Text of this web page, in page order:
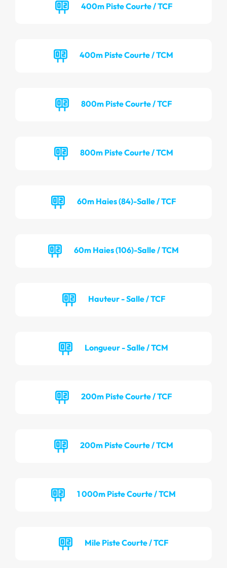
400m Piste Courte / TCF
400m Piste Courte / TCM
800m Piste Courte / TCF
800m Piste Courte / TCM
60m Haies (84)-Salle / TCF
60m Haies (106)-Salle / TCM
Hauteur - Salle / TCF
Longueur - Salle / TCM
200m Piste Courte / TCF
200m Piste Courte / TCM
1 000m Piste Courte / TCM
Mile Piste Courte / TCF